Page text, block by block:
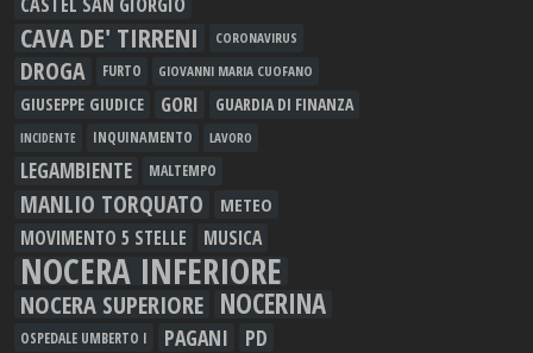
CAVA DE' TIRRENI CORONAVIRUS
DROGA FURTO GIOVANNI MARIA CUOFANO
GIUSEPPE GIUDICE GORI GUARDIA DI FINANZA
INCIDENTE INQUINAMENTO LAVORO
LEGAMBIENTE MALTEMPO
MANLIO TORQUATO METEO
MOVIMENTO 5 STELLE MUSICA
NOCERA INFERIORE
NOCERA SUPERIORE NOCERINA
OSPEDALE UMBERTO I PAGANI PD